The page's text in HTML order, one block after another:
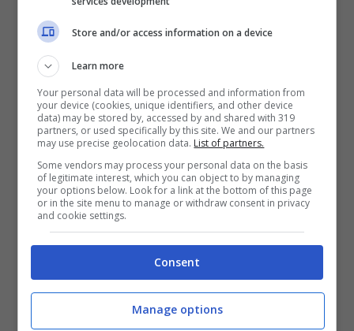
Battlefield™ 2042 ascensore
La potenza complessiva della Torretta
di Guardia SG-36 di
ridotta.
non può più fornire piastre
Store and/or access information on a device
Learn more
Your personal data will be processed and information from
your device (cookies, unique identifiers, and other device
data) may be stored by, accessed by and shared with 319
partners, or used specifically by this site. We and our partners
may use precise geolocation data. List of partners.
Some vendors may process your personal data on the basis
of legitimate interest, which you can object to by managing
your options below. Look for a link at the bottom of this page
or in the site menu to manage or withdraw consent in privacy
and cookie settings.
Consent
Manage options